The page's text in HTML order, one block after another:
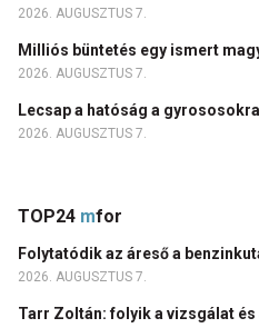
2026. AUGUSZTUS 7.
Milliós büntetés egy ismert
2026. AUGUSZTUS 7.
Lecsap a hatóság a
2026. AUGUSZTUS 7.
TOP24 mfor
Folytatódik az áreső a
2026. AUGUSZTUS 7.
Tarr Zoltán: folyik a vizsgálat